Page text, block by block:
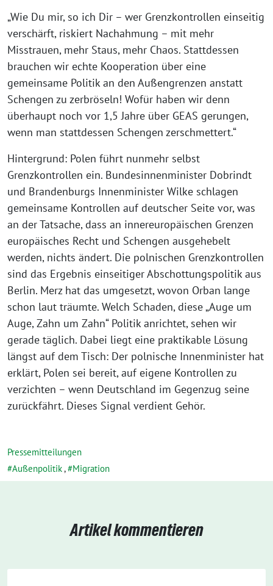
„Wie Du mir, so ich Dir – wer Grenzkontrollen einseitig
verschärft, riskiert Nachahmung – mit mehr
Misstrauen, mehr Staus, mehr Chaos. Stattdessen
brauchen wir echte Kooperation über eine
gemeinsame Politik an den Außengrenzen anstatt
Schengen zu zerbröseln! Wofür haben wir denn
überhaupt noch vor 1,5 Jahre über GEAS gerungen,
wenn man stattdessen Schengen zerschmettert.“
Hintergrund: Polen führt nunmehr selbst
Grenzkontrollen ein. Bundesinnenminister Dobrindt
und Brandenburgs Innenminister Wilke schlagen
gemeinsame Kontrollen auf deutscher Seite vor, was
an der Tatsache, dass an innereuropäischen Grenzen
europäisches Recht und Schengen ausgehebelt
werden, nichts ändert. Die polnischen Grenzkontrollen
sind das Ergebnis einseitiger Abschottungspolitik aus
Berlin. Merz hat das umgesetzt, wovon Orban lange
schon laut träumte. Welch Schaden, diese „Auge um
Auge, Zahn um Zahn“ Politik anrichtet, sehen wir
gerade täglich. Dabei liegt eine praktikable Lösung
längst auf dem Tisch: Der polnische Innenminister hat
erklärt, Polen sei bereit, auf eigene Kontrollen zu
verzichten – wenn Deutschland im Gegenzug seine
zurückfährt. Dieses Signal verdient Gehör.
Pressemitteilungen
Außenpolitik, Migration
Artikel kommentieren